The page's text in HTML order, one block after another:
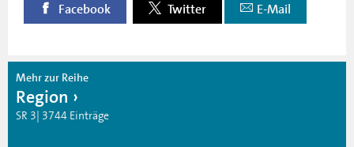
Facebook Twitter E-Mail
Mehr zur Reihe
Region
SR 3| 3744 Einträge